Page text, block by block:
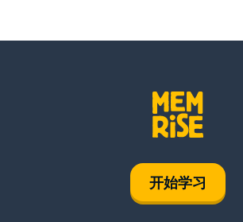
开始学习